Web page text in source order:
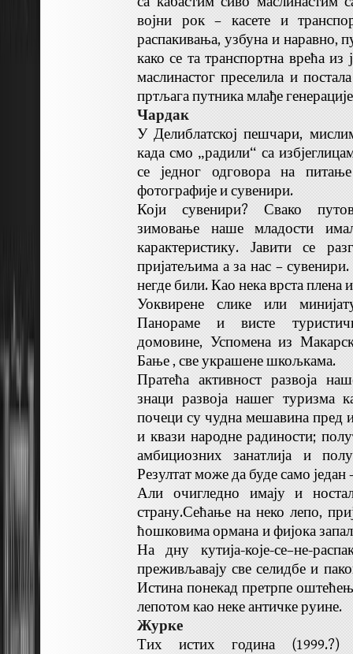
војни рок – касете и
распакивања, узбуна и наравно,
како се та транспортна врећа из
маслинастог преселила и
пртљага путника млађе
Чардак
У Делиблатској пешчари,
када смо „радили“ са
се једног одговора на
фотографије и сувенири.
Који сувенири? Свако
зимовање наше младости
карактеристику. Јавити се
пријатељима а за нас –
негде били. Као нека врста плена
Уоквирене слике или
Панораме и висте
домовине, Успомена из
Бање , све украшене шкољкама.
Пратећа активност развоја
знаци развоја нашег туризма
почеци су чудна мешавина пред
и квази народне радиности;
амбициозних занатлија и
Резултат може да буде само један
Али очигледно имају и
страну.Сећање на неко лепо,
ћошковима ормана и фијока
На дну кутија-које-се–не-
преживљавају све селидбе и
Истина понекад претрпе
лепотом као неке античке руине.
Журке
Тих истих година (1999.?)